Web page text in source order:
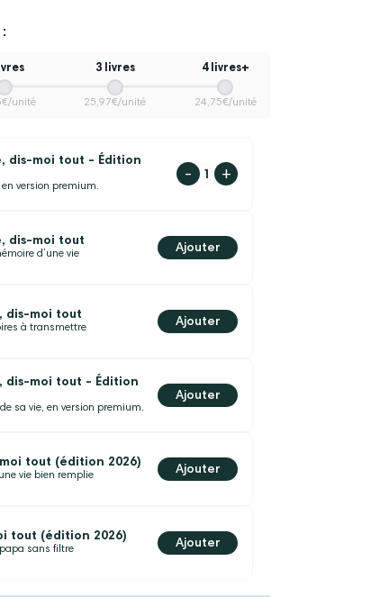
unité
3 livres
25,97€/unité
4 livres+
24,75€/unité
dis-moi tout - Édition
en version premium.
Diminuer
-
Augmenter
+
dis-moi tout
d’une vie Ajouter
dis-moi tout
à transmettre Ajouter
dis-moi tout - Édition
sa vie, en version premium.
Ajouter
tout (édition 2026)
vie bien remplie Ajouter
tout (édition 2026)
papa sans filtre Ajouter